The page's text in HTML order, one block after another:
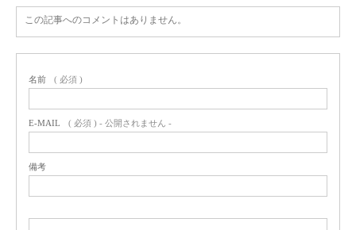
この記事へのコメントはありません。
名前 ( 必須 )
E-MAIL ( 必須 ) - 公開されません -
備考